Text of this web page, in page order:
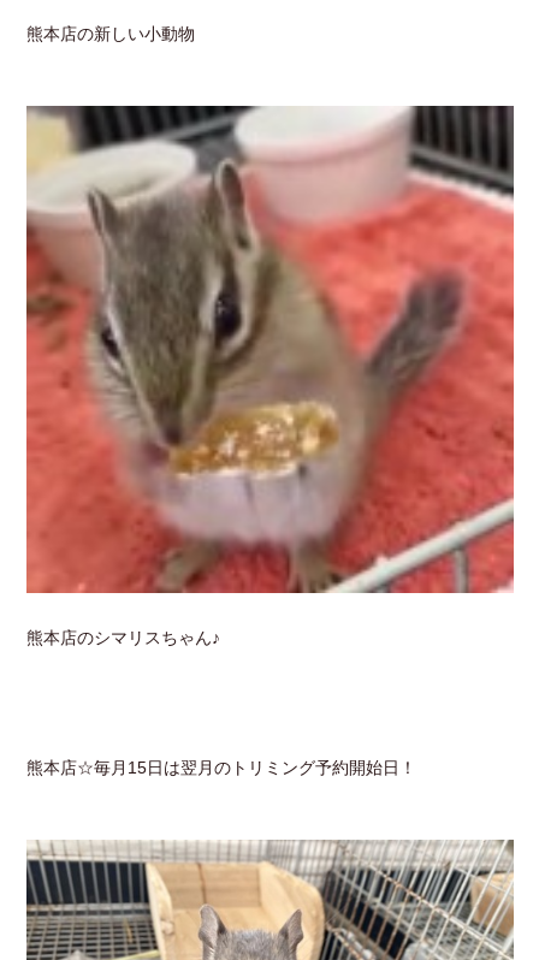
熊本店の新しい小動物
熊本店のシマリスちゃん♪
熊本店☆毎月15日は翌月のトリミング予約開始日！